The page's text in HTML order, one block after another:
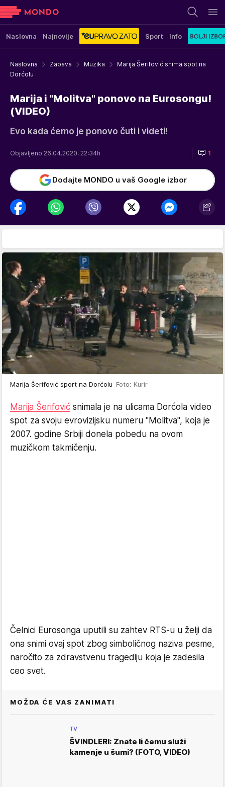
Naslovna Najnovije Sport Info
Naslovna Zabava Muzika
Marija Šerifović snima spot na
Dorćolu
Marija i "Molitva" ponovo na Eurosongu!
(VIDEO)
Evo kada ćemo je ponovo čuti i videti!
Objavljeno 26.04.2020. 22:34h 1
Dodajte MONDO u vaš Google izbor
Marija Šerifović sport na Dorćolu Foto: Kurir
Marija Šerifović snimala je na ulicama Dorćola video
spot za svoju evrovizijsku numeru "Molitva", koja je
2007. godine Srbiji donela pobedu na ovom
muzičkom takmičenju.
Čelnici Eurosonga uputili su zahtev RTS-u u želji da
ona snimi ovaj spot zbog simboličnog naziva pesme,
naročito za zdravstvenu tragediju koja je zadesila
ceo svet.
MOŽDA ĆE VAS ZANIMATI
TV
ŠVINDLERI: Znate li čemu služi
kamenje u šumi? (FOTO, VIDEO)